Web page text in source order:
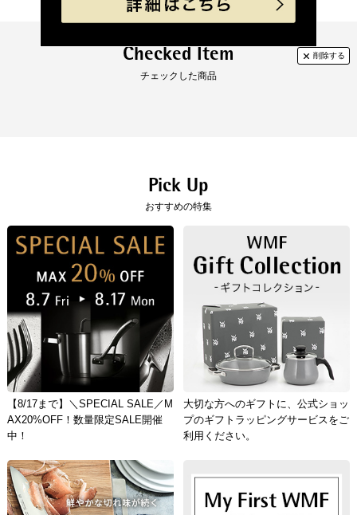
海外への発送は行っておりません。
一括払のみご利用可能です。
コンビニ決済 セブンイレブン、ローソン、ファミリーマー
ト、ミニストップ、デイリーヤマザキ、セイ
コーマート
330円（一律）
代金引換
【代金引換手数料】
330円～1,100円
ご注文金額に応じて手数料が異なります。
外寸 (mm:)240
外寸取っ手込 (mm):77
製品重量（ｇ）:103.5
Checked Item
チェックした商品
Pick Up
おすすめの特集
【8/17まで】＼SPECIAL SALE／M
AX20%OFF！数量限定SALE開催
中！
大切な方へのギフトに、公式ショッ
プのギフトラッピングサービスをご
利用ください。